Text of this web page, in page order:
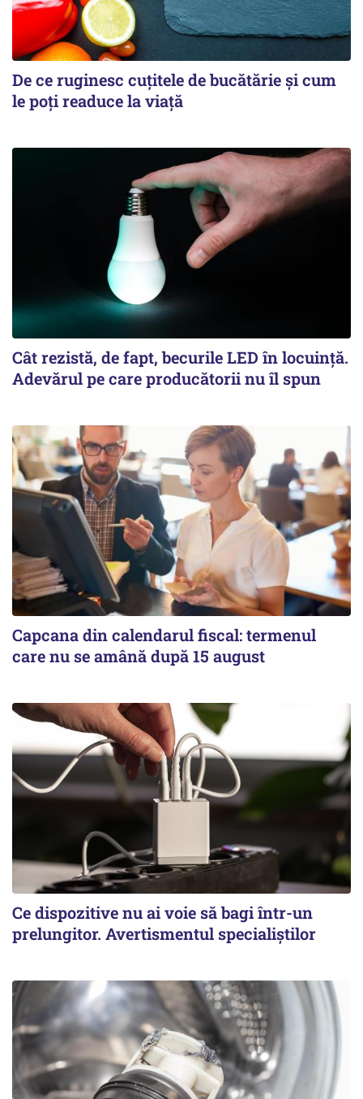
De ce ruginesc cuțitele de bucătărie și cum
le poți readuce la viață
Cât rezistă, de fapt, becurile LED în locuință.
Adevărul pe care producătorii nu îl spun
Capcana din calendarul fiscal: termenul
care nu se amână după 15 august
Ce dispozitive nu ai voie să bagi într-un
prelungitor. Avertismentul specialiștilor